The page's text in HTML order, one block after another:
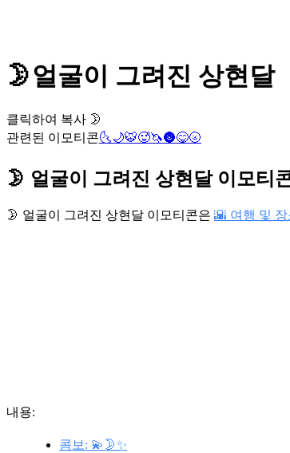
🌛얼굴이 그려진 상현달
클릭하여 복사 🌛
관련된 이모티콘🌜🌙🐯🥵🦄🌚😋🌝
🌛 얼굴이 그려진 상현달 이모티
🌛 얼굴이 그려진 상현달 이모티콘은 🌇 여행 및 장
내용:
콤보: 💫🌛✨